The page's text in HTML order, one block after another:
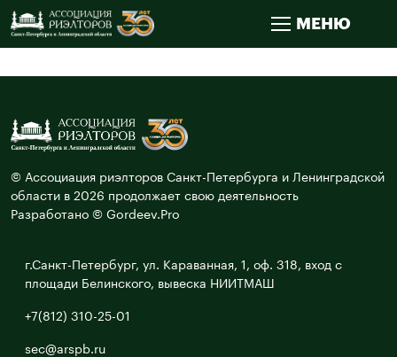
МЕНЮ
© Ассоциация риэлторов Санкт-Петербурга и Ленинградской
области в 2026 продолжает свою деятельность
Разработано © Gordeev.Pro
г.Санкт-Петербург, ул. Караванная, 1, оф. 318, вход с
площади Белинского, вывеска НИИТМАШ
+7(812) 310-25-01
sec@arspb.ru